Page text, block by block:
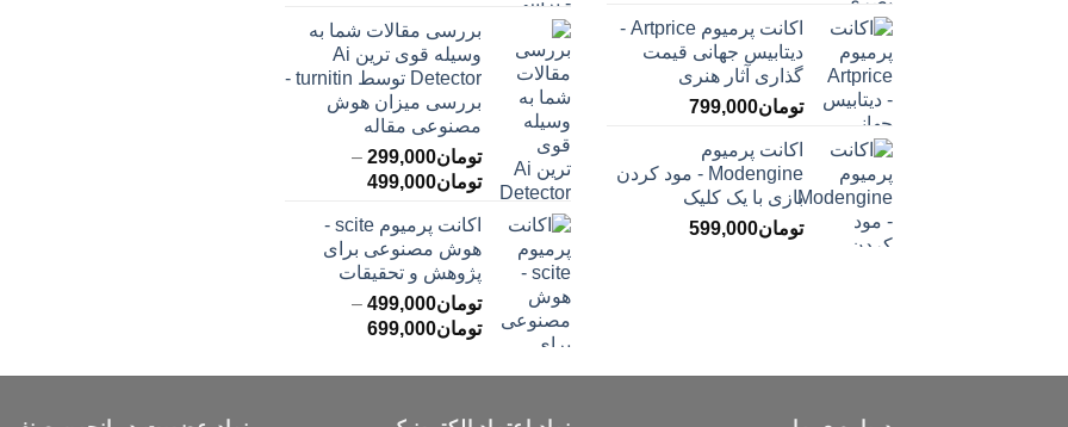
اکانت پرمیوم Artprice -
دیتابیس جهانی قیمت
‌گذاری آثار هنری
تومان799,000
اکانت پرمیوم
Modengine - مود کردن
بازی با یک کلیک
تومان599,000
تومان199,000
تا
تومان499,000
بررسی مقالات شما به
وسیله قوی ترین Ai
Detector توسط turnitin -
بررسی میزان هوش
مصنوعی مقاله
تومان299,000
–
تومان499,000محدوده
تا
تومان499,000
اکانت پرمیوم scite -
هوش مصنوعی برای
پژوهش و تحقیقات
تومان499,000
–
تومان699,000محدوده
تومان499,000